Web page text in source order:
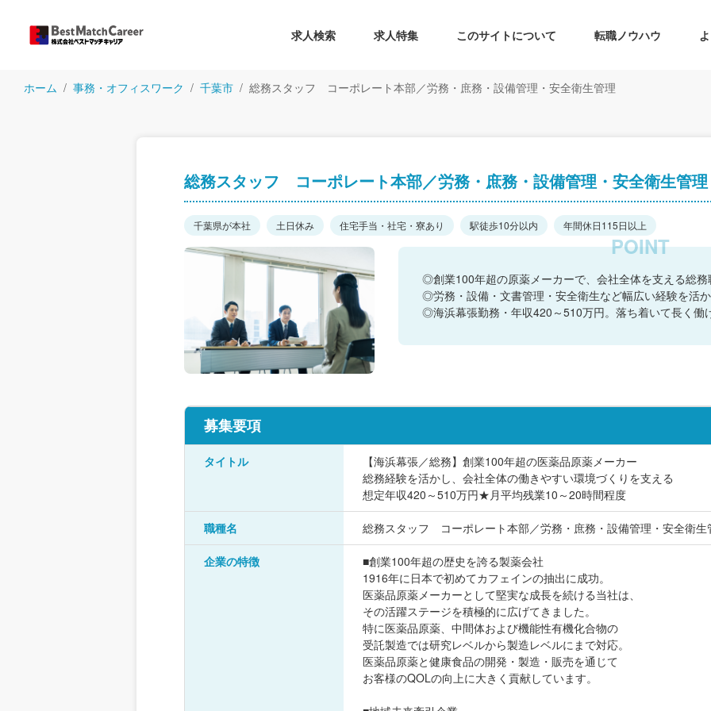
求人検索 求人特集 このサイトについて 転職ノウハウ
ホーム 事務・オフィスワーク 千葉市 総務スタッフ コーポレート本部／労務・庶務・設備管理・安全衛生管理
総務スタッフ コーポレート本部／労務・庶務・設備管理・安全衛生管理
千葉県が本社 土日休み 住宅手当・社宅・寮あり 駅徒歩10分以内 年間休日115日以上
◎創業100年超の原薬メーカーで、会社全体を支える総務
◎労務・設備・文書管理・安全衛生など幅広い経験を活
◎海浜幕張勤務・年収420～510万円。落ち着いて長く働
募集要項
タイトル
【海浜幕張／総務】創業100年超の医薬品原薬メーカー
総務経験を活かし、会社全体の働きやすい環境づくりを支える
想定年収420～510万円★月平均残業10～20時間程度
職種名 総務スタッフ コーポレート本部／労務・庶務・設備管理・安全衛生
企業の特徴
■創業100年超の歴史を誇る製薬会社
1916年に日本で初めてカフェインの抽出に成功。
医薬品原薬メーカーとして堅実な成長を続ける当社は、
その活躍ステージを積極的に広げてきました。
特に医薬品原薬、中間体および機能性有機化合物の
受託製造では研究レベルから製造レベルにまで対応。
医薬品原薬と健康食品の開発・製造・販売を通じて
お客様のQOLの向上に大きく貢献しています。